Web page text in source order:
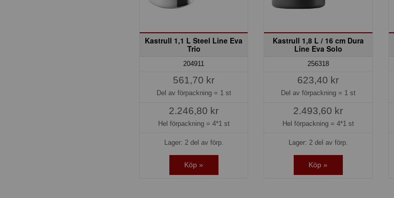
Kastrull 1,1 L Steel Line Eva
Trio
204911
561,70 kr
Del av förpackning = 1 st
2.246,80 kr
Hel förpackning = 4*1 st
Lager: 2 del av förp.
Köp »
Kastrull 1,8 L / 16 cm Dura
Line Eva Solo
256318
623,40 kr
Del av förpackning = 1 st
2.493,60 kr
Hel förpackning = 4*1 st
Lager: 2 del av förp.
Köp »